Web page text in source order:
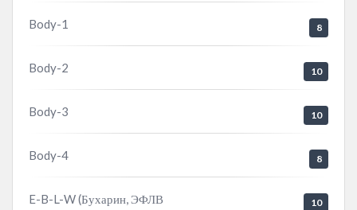
Body-1 8
Body-2 10
Body-3 10
Body-4 8
E-B-L-W (Бухарин, ЭФЛВ 10